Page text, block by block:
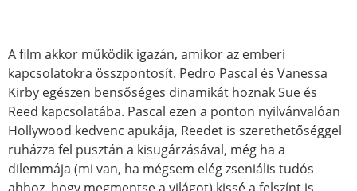
A film akkor működik igazán, amikor az emberi
kapcsolatokra összpontosít. Pedro Pascal és Vanessa
Kirby egészen bensőséges dinamikát hoznak Sue és
Reed kapcsolatába. Pascal ezen a ponton nyilvánvalóan
Hollywood kedvenc apukája, Reedet is szerethetőséggel
ruházza fel pusztán a kisugárzásával, még ha a
dilemmája (mi van, ha mégsem elég zseniális tudós
ahhoz, hogy megmentse a világot) kissé a felszínt is